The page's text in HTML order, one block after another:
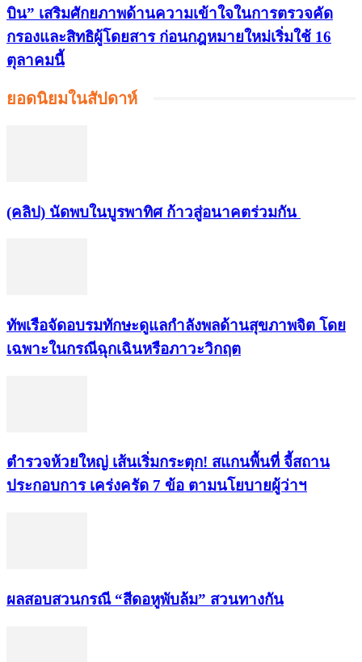
บิน” เสริมศักยภาพด้านความเข้าใจในการตรวจคัด
กรองและสิทธิผู้โดยสาร ก่อนกฎหมายใหม่เริ่มใช้ 16
ตุลาคมนี้
ยอดนิยมในสัปดาห์
(คลิป) นัดพบในบูรพาทิศ ก้าวสู่อนาคตร่วมกัน
ทัพเรือจัดอบรมทักษะดูแลกำลังพลด้านสุขภาพจิต โดย
เฉพาะในกรณีฉุกเฉินหรือภาวะวิกฤต
ตำรวจห้วยใหญ่ เส้นเริ่มกระตุก! สแกนพื้นที่ จี้สถาน
ประกอบการ เคร่งครัด 7 ข้อ ตามนโยบายผู้ว่าฯ
ผลสอบสวนกรณี “สีดอหูพับล้ม” สวนทางกัน